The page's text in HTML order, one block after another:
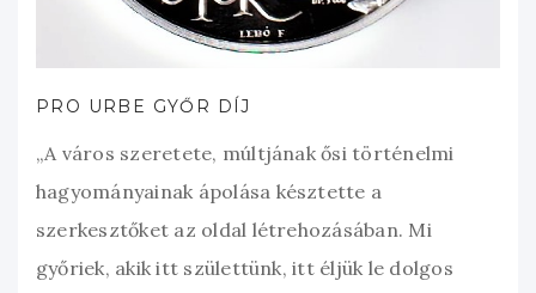
PRO URBE GYŐR DÍJ
„A város szeretete, múltjának ősi történelmi
hagyományainak ápolása késztette a
szerkesztőket az oldal létrehozásában. Mi
győriek, akik itt születtünk, itt éljük le dolgos